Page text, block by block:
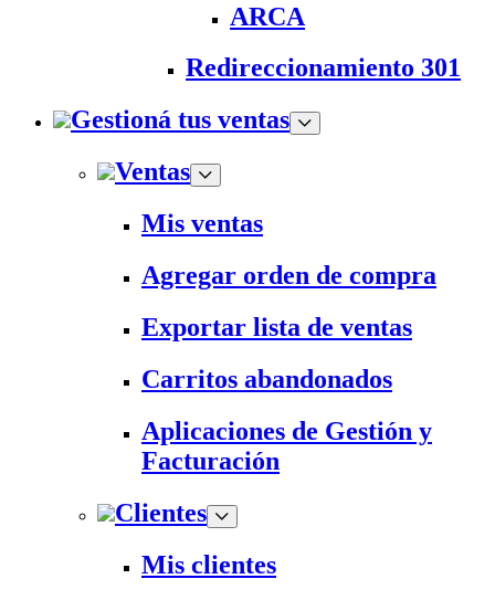
ARCA
Redireccionamiento 301
Gestioná tus ventas
Ventas
Mis ventas
Agregar orden de compra
Exportar lista de ventas
Carritos abandonados
Aplicaciones de Gestión y
Facturación
Clientes
Mis clientes